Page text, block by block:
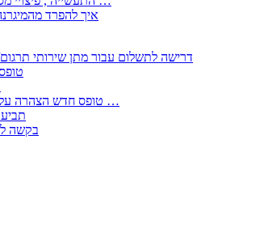
!? איך להפרד
2355 דרישה לתשלום עבור מתן שירותי
2356
2513-2 טופס חדש הצהרה על העברה לחול הפטורה ממס בברכה גק …
266
267 –